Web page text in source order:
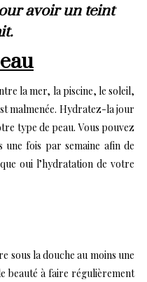
avoir un teint
la mer, la piscine, le soleil,
malmenée. Hydratez-la jour
type de peau. Vous pouvez
une fois par semaine afin de
oui l’hydratation de votre
sous la douche au moins une
beauté à faire régulièrement